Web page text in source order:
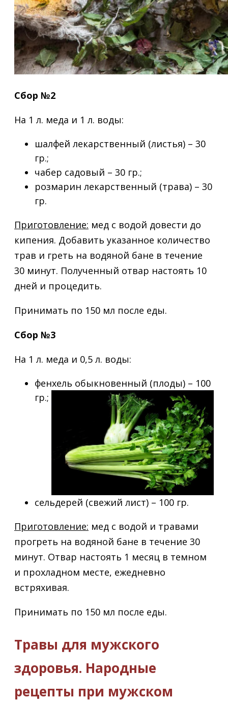
Сбор №2
На 1 л. меда и 1 л. воды:
шалфей лекарственный (листья) – 30
гр.;
чабер садовый – 30 гр.;
розмарин лекарственный (трава) – 30
гр.
Приготовление: мед с водой довести до
кипения. Добавить указанное количество
трав и греть на водяной бане в течение
30 минут. Полученный отвар настоять 10
дней и процедить.
Принимать по 150 мл после еды.
Сбор №3
На 1 л. меда и 0,5 л. воды:
фенхель обыкновенный (плоды) – 100
гр.;
сельдерей (свежий лист) – 100 гр.
Приготовление: мед с водой и травами
прогреть на водяной бане в течение 30
минут. Отвар настоять 1 месяц в темном
и прохладном месте, ежедневно
встряхивая.
Принимать по 150 мл после еды.
Травы для мужского
здоровья. Народные
рецепты при мужском